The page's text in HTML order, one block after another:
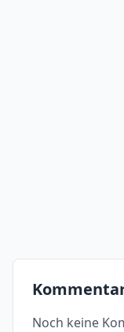
Noch keine